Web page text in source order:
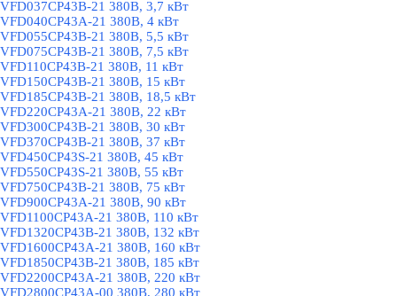
VFD037CP43B-21 380В, 3,7 кВт
VFD040CP43A-21 380В, 4 кВт
VFD055CP43B-21 380В, 5,5 кВт
VFD075CP43B-21 380В, 7,5 кВт
VFD110CP43B-21 380В, 11 кВт
VFD150CP43B-21 380В, 15 кВт
VFD185CP43B-21 380В, 18,5 кВт
VFD220CP43A-21 380В, 22 кВт
VFD300CP43B-21 380В, 30 кВт
VFD370CP43B-21 380В, 37 кВт
VFD450CP43S-21 380В, 45 кВт
VFD550CP43S-21 380В, 55 кВт
VFD750CP43B-21 380В, 75 кВт
VFD900CP43A-21 380В, 90 кВт
VFD1100CP43A-21 380В, 110 кВт
VFD1320CP43B-21 380В, 132 кВт
VFD1600CP43A-21 380В, 160 кВт
VFD1850CP43B-21 380В, 185 кВт
VFD2200CP43A-21 380В, 220 кВт
VFD2800CP43A-00 380В, 280 кВт